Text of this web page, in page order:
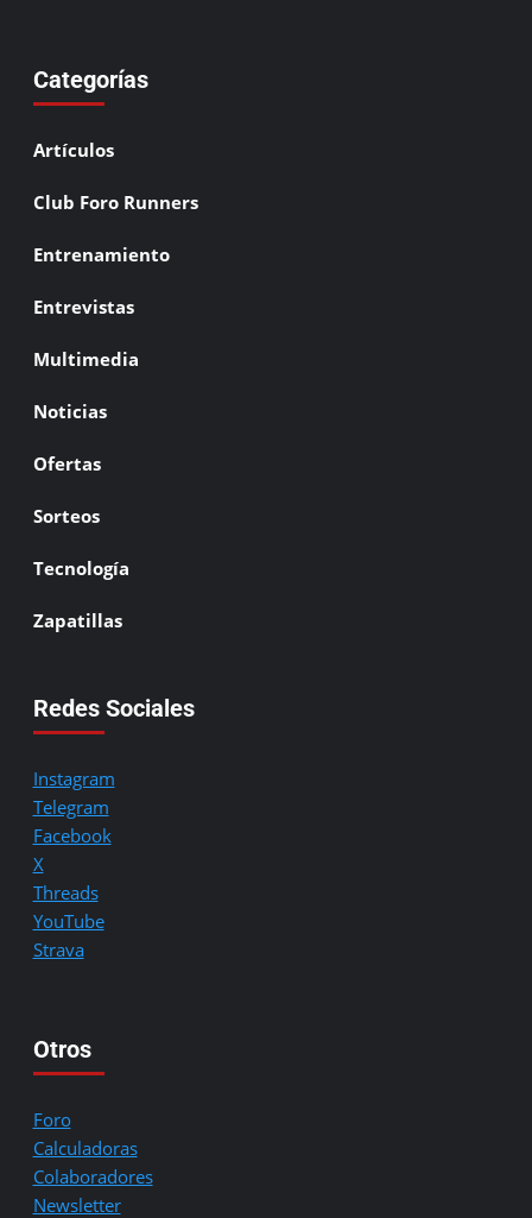
Categorías
Artículos
Club Foro Runners
Entrenamiento
Entrevistas
Multimedia
Noticias
Ofertas
Sorteos
Tecnología
Zapatillas
Redes Sociales
Instagram
Telegram
Facebook
X
Threads
YouTube
Strava
Otros
Foro
Calculadoras
Colaboradores
Newsletter